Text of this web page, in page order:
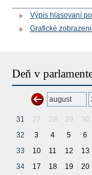
Výpis hlasovaní
Grafické
Deň v
31 27 28 29 30
32
3 4 5 6
33
10 11 12 13
34
17 18 19 20